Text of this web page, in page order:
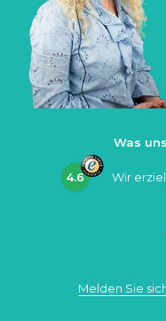
Was
4.6 Wir
Melden Sie